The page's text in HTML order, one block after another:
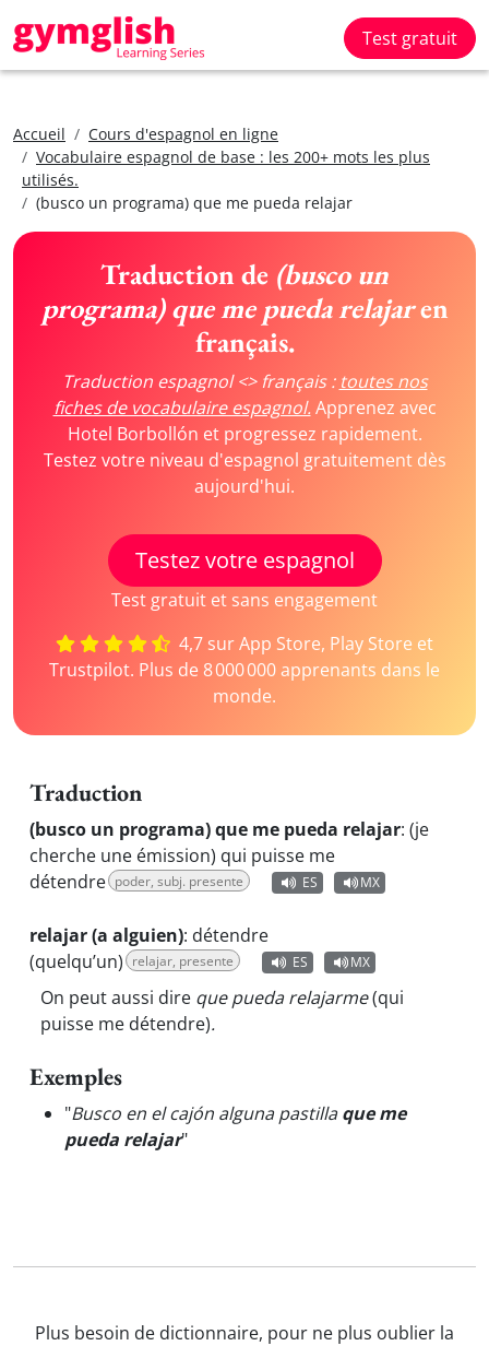
Test gratuit
Accueil
Cours d'espagnol en ligne
Vocabulaire espagnol de base : les 200+ mots les plus
utilisés.
(busco un programa) que me pueda relajar
Traduction de (busco un
programa) que me pueda relajaren
français.
Traduction espagnol <> français : toutes nos
fiches de vocabulaire espagnol.Apprenez avec
Hotel Borbollón et progressez rapidement.
Testez votre niveau d'espagnol gratuitement dès
aujourd'hui.
Testez votre espagnol
Test gratuit et sans engagement
4,7 sur App Store, Play Store et
Trustpilot. Plus de 8 000 000 apprenants dans le
monde.
Traduction
(busco un programa) que me pueda relajar: (je
cherche une émission) qui puisse me
détendre poder, subj. presente ES MX
relajar (a alguien): détendre
(quelqu’un) relajar, presente ES MX
On peut aussi dire que pueda relajarme(qui
puisse me détendre).
Exemples
"Busco en el cajón alguna pastillaque me
pueda relajar"
Plus besoin de dictionnaire, pour ne plus oublier la